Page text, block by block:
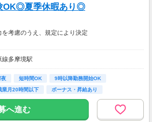
OK◎夏季休暇あり◎
考慮のうえ、規定により決定
線多摩境駅
夜 短時間OK
9時以降勤務開始OK
業月20時間以下 ボーナス・昇給あり
へ進む